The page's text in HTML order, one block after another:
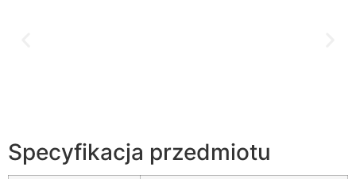
Specyfikacja przedmiotu